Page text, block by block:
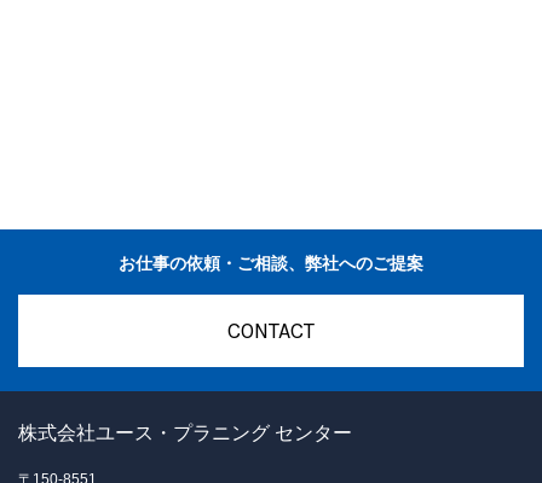
お仕事の依頼・ご相談、弊社へのご提案
CONTACT
株式会社ユース・プラニング センター